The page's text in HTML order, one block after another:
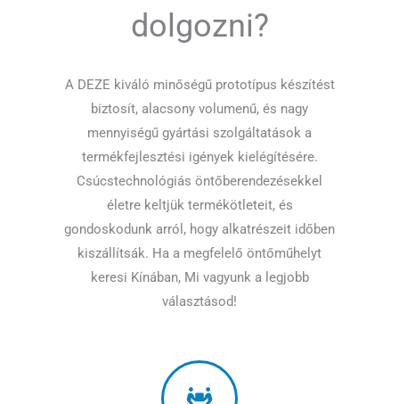
dolgozni?
A DEZE kiváló minőségű prototípus készítést
biztosít, alacsony volumenű, és nagy
mennyiségű gyártási szolgáltatások a
termékfejlesztési igények kielégítésére.
Csúcstechnológiás öntőberendezésekkel
életre keltjük termékötleteit, és
gondoskodunk arról, hogy alkatrészeit időben
kiszállítsák. Ha a megfelelő öntőműhelyt
keresi Kínában, Mi vagyunk a legjobb
választásod!